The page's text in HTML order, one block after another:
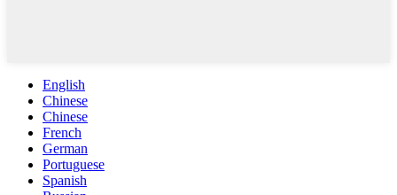
English
Chinese
Chinese
French
German
Portuguese
Spanish